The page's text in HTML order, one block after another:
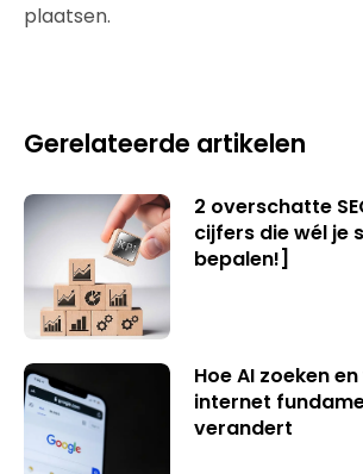
plaatsen.
Gerelateerde artikelen
2 overschatte
cijfers die wél je
bepalen!]
Hoe AI zoeken
internet
verandert